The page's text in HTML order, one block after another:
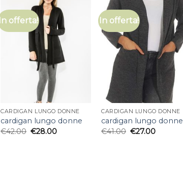
In offerta!
CARDIGAN LUNGO DONNE
cardigan lungo donne
€42.00 €28.00
In offerta!
CARDIGAN LUNGO DONNE
cardigan lungo donne
€41.00 €27.00